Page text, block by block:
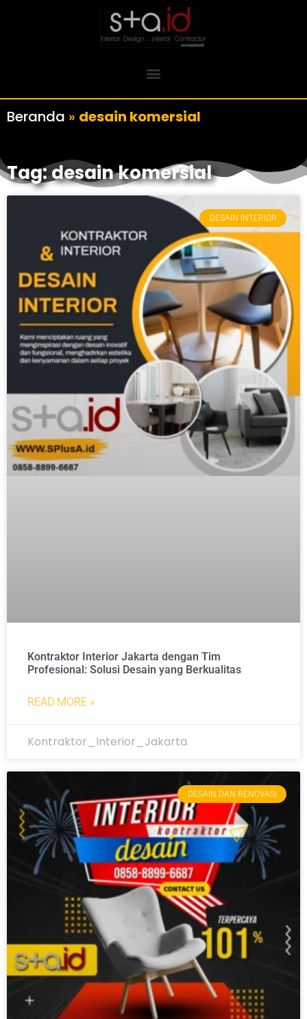
Beranda » desain komersial
Tag: desain komersial
DESAIN INTERIOR
Kontraktor Interior Jakarta dengan Tim
Profesional: Solusi Desain yang Berkualitas
READ MORE »
Kontraktor_Interior_Jakarta
DESAIN DAN RENOVASI